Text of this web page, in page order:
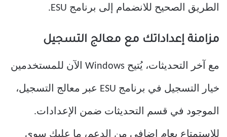
الطريق الصحيح للانضمام إلى برنامج ESU.
مزامنة إعداداتك مع معالج التسجيل
مع آخر التحديثات، يُتيح Windows الآن للمستخدمين
خيار التسجيل في برنامج ESU عبر معالج التسجيل،
الموجود في قسم التحديثات ضمن الإعدادات.
للاستمتاع بعام إضافي من الدعم، ما عليك سوى